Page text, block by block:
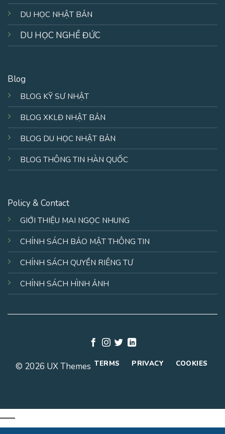
DU HỌC NHẬT BẢN
DU HỌC NGHỀ ĐỨC
Blog
BLOG KỸ SƯ NHẬT
BLOG XKLĐ NHẬT BẢN
BLOG DU HỌC NHẬT BẢN
BLOG THÔNG TIN HÀN QUỐC
Policy & Contact
GIỚI THIỆU MAI NGỌC NHUNG
CHÍNH SÁCH BẢO MẬT THÔNG TIN
CHÍNH SÁCH QUYỀN RIÊNG TƯ
CHÍNH SÁCH HÌNH ẢNH
© 2026 UX Themes TERMS PRIVACY COOKIES